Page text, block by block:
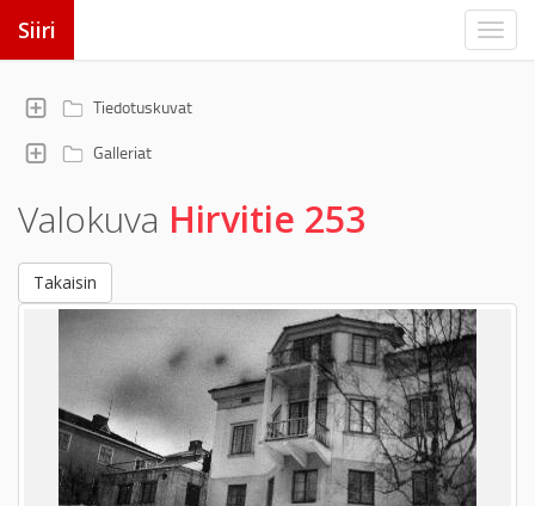
Siiri
Tiedotuskuvat
Galleriat
Valokuva Hirvitie 253
Takaisin